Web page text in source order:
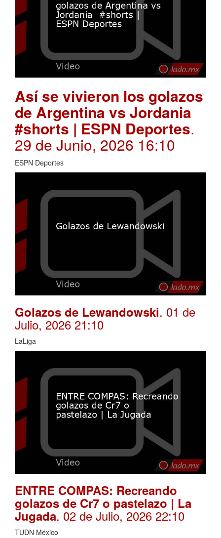
Así se vivieron los golazos
de Argentina vs Jordania
#shorts | ESPN Deportes.
29 de Junio, 2026 16:10
ESPN Deportes
Golazos de Lewandowski. 01 de
Julio, 2026 21:10
LaLiga
ENTRE COMPAS: Recreando
golazos de Cr7 o pastelazo | La
Jugada. 02 de Julio, 2026 22:10
TUDN México